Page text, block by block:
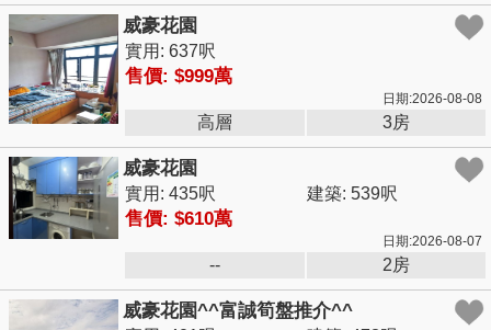
威豪花園
實用: 637呎
售價: $999萬
日期:2026-08-08
高層 3房
威豪花園
實用: 435呎 建築: 539呎
售價: $610萬
日期:2026-08-07
-- 2房
威豪花園^^富誠筍盤推介^^